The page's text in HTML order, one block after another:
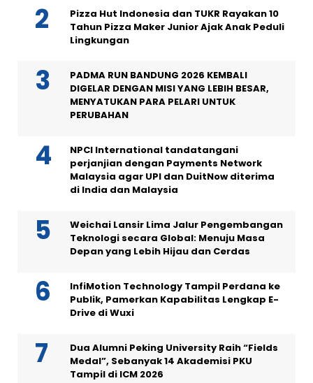
Pizza Hut Indonesia dan TUKR Rayakan 10
Tahun Pizza Maker Junior Ajak Anak Peduli
Lingkungan
PADMA RUN BANDUNG 2026 KEMBALI
DIGELAR DENGAN MISI YANG LEBIH BESAR,
MENYATUKAN PARA PELARI UNTUK
PERUBAHAN
NPCI International tandatangani
perjanjian dengan Payments Network
Malaysia agar UPI dan DuitNow diterima
di India dan Malaysia
Weichai Lansir Lima Jalur Pengembangan
Teknologi secara Global: Menuju Masa
Depan yang Lebih Hijau dan Cerdas
InfiMotion Technology Tampil Perdana ke
Publik, Pamerkan Kapabilitas Lengkap E-
Drive di Wuxi
Dua Alumni Peking University Raih “Fields
Medal”, Sebanyak 14 Akademisi PKU
Tampil di ICM 2026